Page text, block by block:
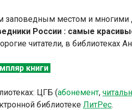
заповедным местом и многими
России : самые
читатели, в библиотеках
книги
ЦГБ (абонемент,
библиотеке ЛитРес.